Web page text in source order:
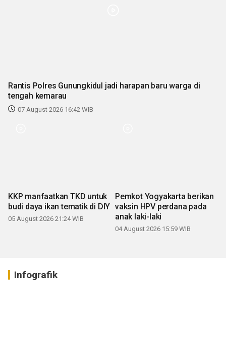
Rantis Polres Gunungkidul jadi harapan baru warga di
tengah kemarau
07 August 2026 16:42 WIB
KKP manfaatkan TKD untuk
budi daya ikan tematik di DIY
05 August 2026 21:24 WIB
Pemkot Yogyakarta berikan
vaksin HPV perdana pada
anak laki-laki
04 August 2026 15:59 WIB
Infografik